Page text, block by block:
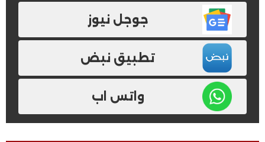
جوجل نيوز
تطبيق نبض
واتس اب